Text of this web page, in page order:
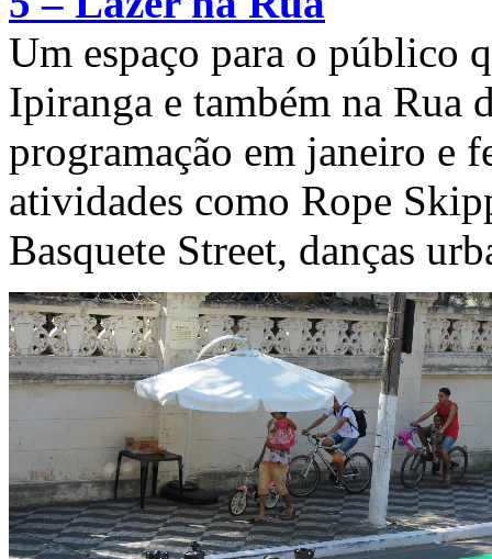
Um espaço para o público
Ipiranga e também na Rua
programação em janeiro e
atividades como Rope
Basquete Street, danças